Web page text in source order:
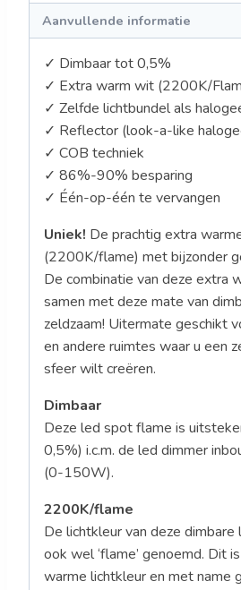
Aanvullende informatie
✓ Dimbaar tot 0,5%
✓ Extra warm wit (2200K/
✓ Zelfde lichtbundel als
✓ Reflector (look-a-like
✓ COB techniek
✓ 86%-90% besparing
✓ Één-op-één te vervangen
Uniek! De prachtig extra
(2200K/flame) met bijzonder
De combinatie van deze extra
samen met deze mate van
zeldzaam! Uitermate geschikt
en andere ruimtes waar u een
sfeer wilt creëren.
Dimbaar
Deze led spot flame is
0,5%) i.c.m. de led dimmer
(0-150W).
2200K/flame
De lichtkleur van deze
ook wel ‘flame’ genoemd. Dit
warme lichtkleur en met name